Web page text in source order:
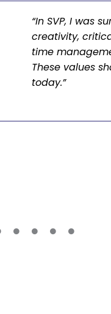
“Beyond
crucial skills
citation,
speaking
essential in
landscape,